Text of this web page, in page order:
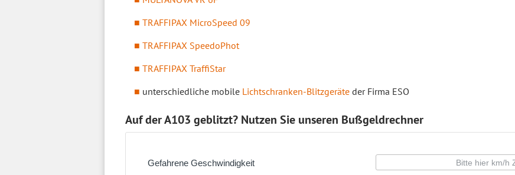
TRAFFIPAX MicroSpeed 09
TRAFFIPAX SpeedoPhot
TRAFFIPAX TraffiStar
unterschiedliche mobile Lichtschranken-Blitzgeräte der Firma ESO
Auf der A103 geblitzt? Nutzen Sie unseren Bußgeldrechner